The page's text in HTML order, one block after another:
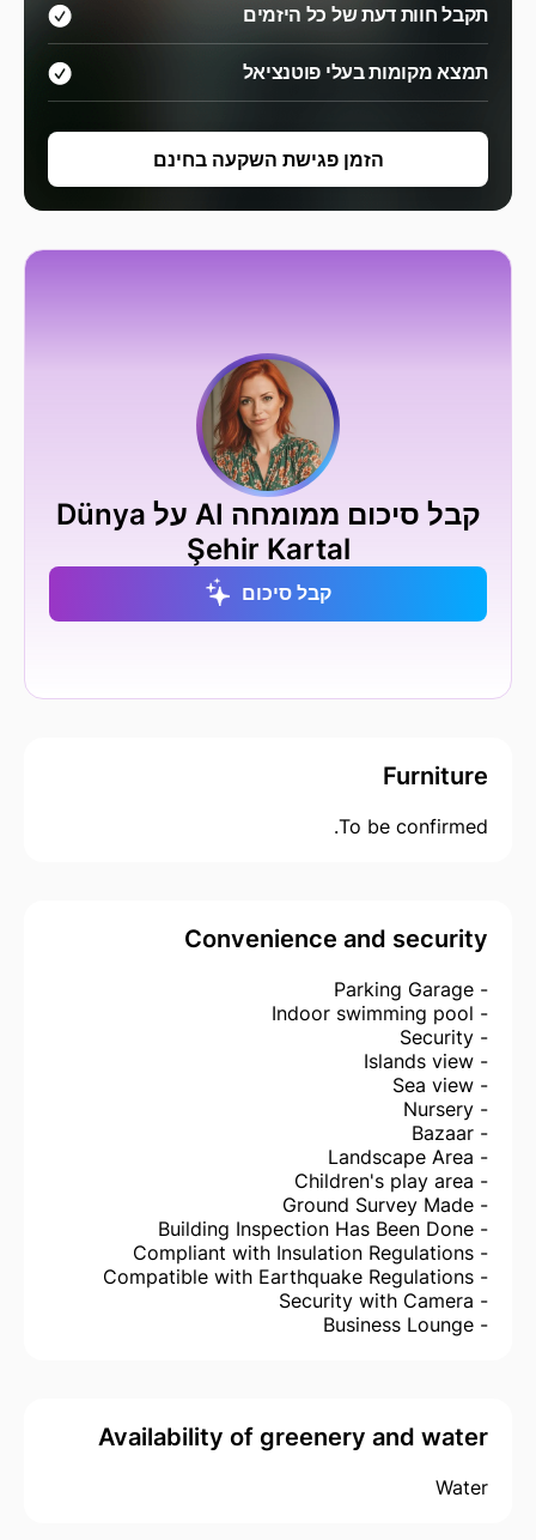
תקבל חוות דעת של כל היזמים
תמצא מקומות בעלי פוטנציאל
הזמן פגישת השקעה בחינם
קבל סיכום ממומחה AI על Dünya
Şehir Kartal
קבל סיכום
Furniture
To be confirmed.
Convenience and security
- Parking Garage
- Indoor swimming pool
- Security
- Islands view
- Sea view
- Nursery
- Bazaar
- Landscape Area
- Children's play area
- Ground Survey Made
- Building Inspection Has Been Done
- Compliant with Insulation Regulations
- Compatible with Earthquake Regulations
- Security with Camera
- Business Lounge
Availability of greenery and water
Water